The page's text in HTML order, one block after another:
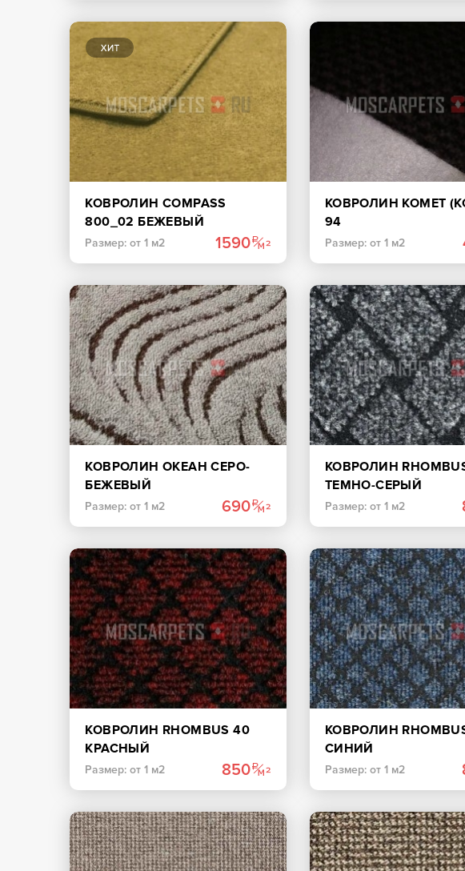
КОВРОЛИН COMPASS
800_02 БЕЖЕВЫЙ
Размер: от 1 м2 1590
КОВРОЛИН КОМЕТ
94
Размер: от 1 м2
КОВРОЛИН ОКЕАН СЕРО-
БЕЖЕВЫЙ
Размер: от 1 м2 690
КОВРОЛИН
ТЕМНО-СЕРЫЙ
Размер: от 1 м2
КОВРОЛИН RHOMBUS 40
КРАСНЫЙ
Размер: от 1 м2 850
КОВРОЛИН
СИНИЙ
Размер: от 1 м2